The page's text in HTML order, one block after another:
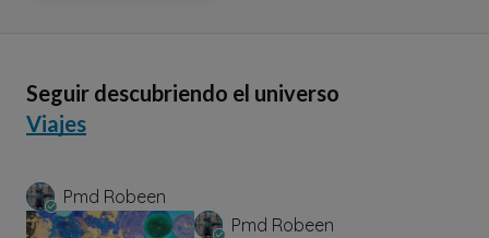
Seguir descubriendo el universo
Viajes
Pmd Robeen
Pmd Robeen